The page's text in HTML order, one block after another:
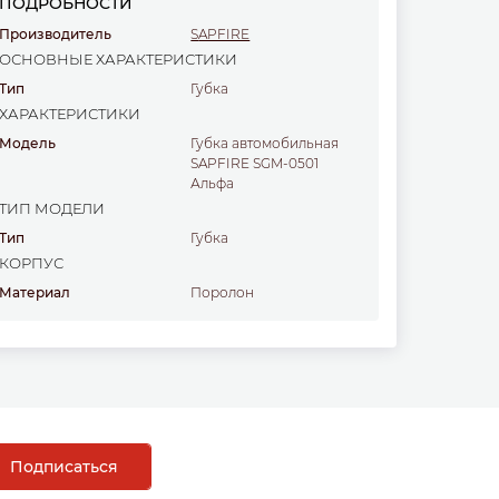
Производитель SAPFIRE
ОСНОВНЫЕ ХАРАКТЕРИСТИКИ
Тип губка
ХАРАКТЕРИСТИКИ
Модель
Губка автомобильная
SAPFIRE SGM-0501
Альфа
ТИП МОДЕЛИ
Тип Губка
КОРПУС
Материал поролон